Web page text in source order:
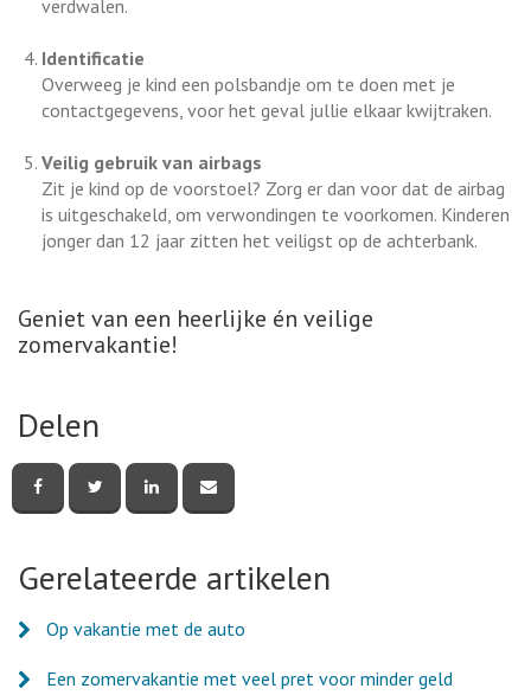
verdwalen.
Identificatie
Overweeg je kind een polsbandje om te doen met je
contactgegevens, voor het geval jullie elkaar kwijtraken.
Veilig gebruik van airbags
Zit je kind op de voorstoel? Zorg er dan voor dat de airbag
is uitgeschakeld, om verwondingen te voorkomen. Kinderen
jonger dan 12 jaar zitten het veiligst op de achterbank.
Geniet van een heerlijke én veilige
zomervakantie!
Delen
deze
pagina
deze
pagina
deze
pagina
deze
pagina
mail
Gerelateerde artikelen
Op vakantie met de auto
Een zomervakantie met veel pret voor minder geld